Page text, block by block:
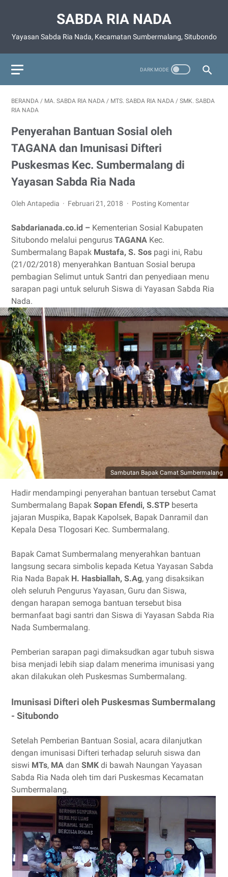
SABDA RIA NADA
Yayasan Sabda Ria Nada, Kecamatan Sumbermalang, Situbondo
BERANDA / MA. SABDA RIA NADA / MTS. SABDA RIA NADA / SMK. SABDA
RIA NADA
Penyerahan Bantuan Sosial oleh
TAGANA dan Imunisasi Difteri
Puskesmas Kec. Sumbermalang di
Yayasan Sabda Ria Nada
Oleh Antapedia Februari 21, 2018 Posting Komentar
Sabdarianada.co.id – Kementerian Sosial Kabupaten
Situbondo melalui pengurus TAGANA Kec.
Sumbermalang Bapak Mustafa, S. Sos pagi ini, Rabu
(21/02/2018) menyerahkan Bantuan Sosial berupa
pembagian Selimut untuk Santri dan penyediaan menu
sarapan pagi untuk seluruh Siswa di Yayasan Sabda Ria
Nada.
Sambutan Bapak Camat Sumbermalang
Hadir mendampingi penyerahan bantuan tersebut Camat
Sumbermalang Bapak Sopan Efendi, S.STP beserta
jajaran Muspika, Bapak Kapolsek, Bapak Danramil dan
Kepala Desa Tlogosari Kec. Sumbermalang.
Bapak Camat Sumbermalang menyerahkan bantuan
langsung secara simbolis kepada Ketua Yayasan Sabda
Ria Nada Bapak H. Hasbiallah, S.Ag, yang disaksikan
oleh seluruh Pengurus Yayasan, Guru dan Siswa,
dengan harapan semoga bantuan tersebut bisa
bermanfaat bagi santri dan Siswa di Yayasan Sabda Ria
Nada Sumbermalang.
Pemberian sarapan pagi dimaksudkan agar tubuh siswa
bisa menjadi lebih siap dalam menerima imunisasi yang
akan dilakukan oleh Puskesmas Sumbermalang.
Imunisasi Difteri oleh Puskesmas Sumbermalang
- Situbondo
Setelah Pemberian Bantuan Sosial, acara dilanjutkan
dengan imunisasi Difteri terhadap seluruh siswa dan
siswi MTs, MA dan SMK di bawah Naungan Yayasan
Sabda Ria Nada oleh tim dari Puskesmas Kecamatan
Sumbermalang.